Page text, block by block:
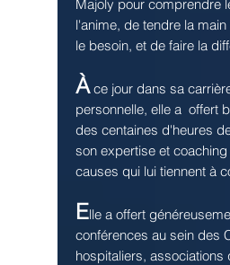
Majoly pour comprendre
l'anime, de tendre la
le besoin, et de faire la
Àce jour dans sa
personnelle, elle a offert
des centaines d'heures
son expertise et
causes qui lui tiennent à
Elle a offert
conférences au sein des
hospitaliers, associations